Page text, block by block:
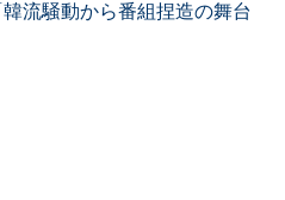
流騒動から番組捏造の舞台